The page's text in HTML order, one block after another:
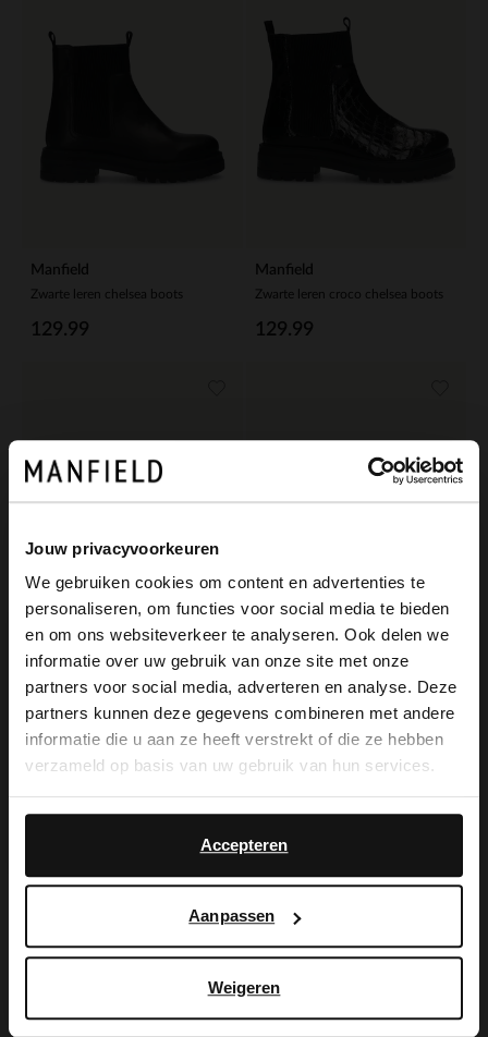
Jouw privacyvoorkeuren
We gebruiken cookies om content en advertenties te
personaliseren, om functies voor social media te bieden
en om ons websiteverkeer te analyseren. Ook delen we
informatie over uw gebruik van onze site met onze
partners voor social media, adverteren en analyse. Deze
partners kunnen deze gegevens combineren met andere
informatie die u aan ze heeft verstrekt of die ze hebben
verzameld op basis van uw gebruik van hun services.
Accepteren
Aanpassen
Weigeren
Manfield
Zwarte leren chelsea boots
129.99
Manfield
Zwarte leren croco chelsea boots
129.99
Manfield
Zwarte leren enkellaarsjes
Manfield
Donkergroene nubuck chelsea boots
139.99
-50%
×
View this website in English?
It looks like your language isn't Dutch. Would
you like to switch to English?
English